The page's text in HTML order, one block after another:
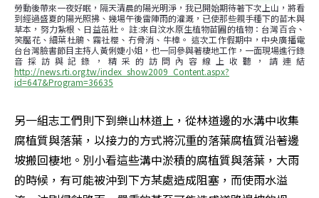
勞動後帶來一夜好眠，隔天清晨的陽光明淨，我已開始期待著下次上山，將看
到經過盛夏的陽光照拂、幾場午後雷陣雨的灌溉，已使那些親手種下的苗木與
草本，努力紮根、日益茁壯。 註:來自汶水原生植物苗圃的植物：台灣百合、
笑靨花、細葉杜鵑、霧社櫻、冇骨消、牛樟。 這次工作假期中，中央廣播電
台台灣臉書節目主持人黃俐婕小姐，也一同參與著棲地工作，一面現場進行錄
音採訪與記錄，精采的訪問內容線上收聽，請連結
http://news.rti.org.tw/index_show2009_Content.aspx?
id=647&Program=36635
另一組志工們則下到樂山林道上，從林道邊的水溝中收集
腐植質與落葉，以接力的方式將沉重的落葉腐植質沿著邊
坡搬回棲地。別小看這些溝中淤積的腐植質與落葉，大雨
的時候，有可能被沖到下方某處造成阻塞，而使雨水溢